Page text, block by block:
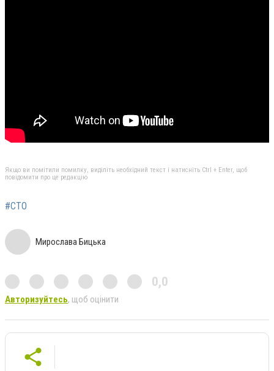
Якщо ви помітили помилку, виділіть необхідний текст і натисніть Ctrl + Enter, щоб
повідомити про це редакцію
#СТО
Мирослава Бицька
0,0
Авторизуйтесь, щоб оцінити